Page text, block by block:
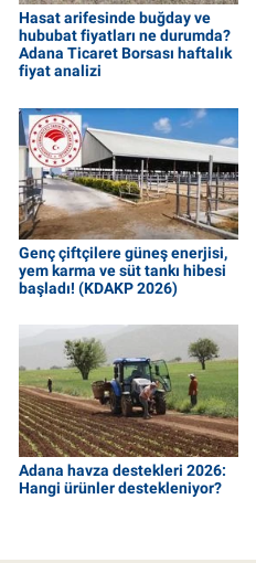
Hasat arifesinde buğday ve
hububat fiyatları ne durumda?
Adana Ticaret Borsası haftalık
fiyat analizi
Genç çiftçilere güneş enerjisi,
yem karma ve süt tankı hibesi
başladı! (KDAKP 2026)
Adana havza destekleri 2026:
Hangi ürünler destekleniyor?